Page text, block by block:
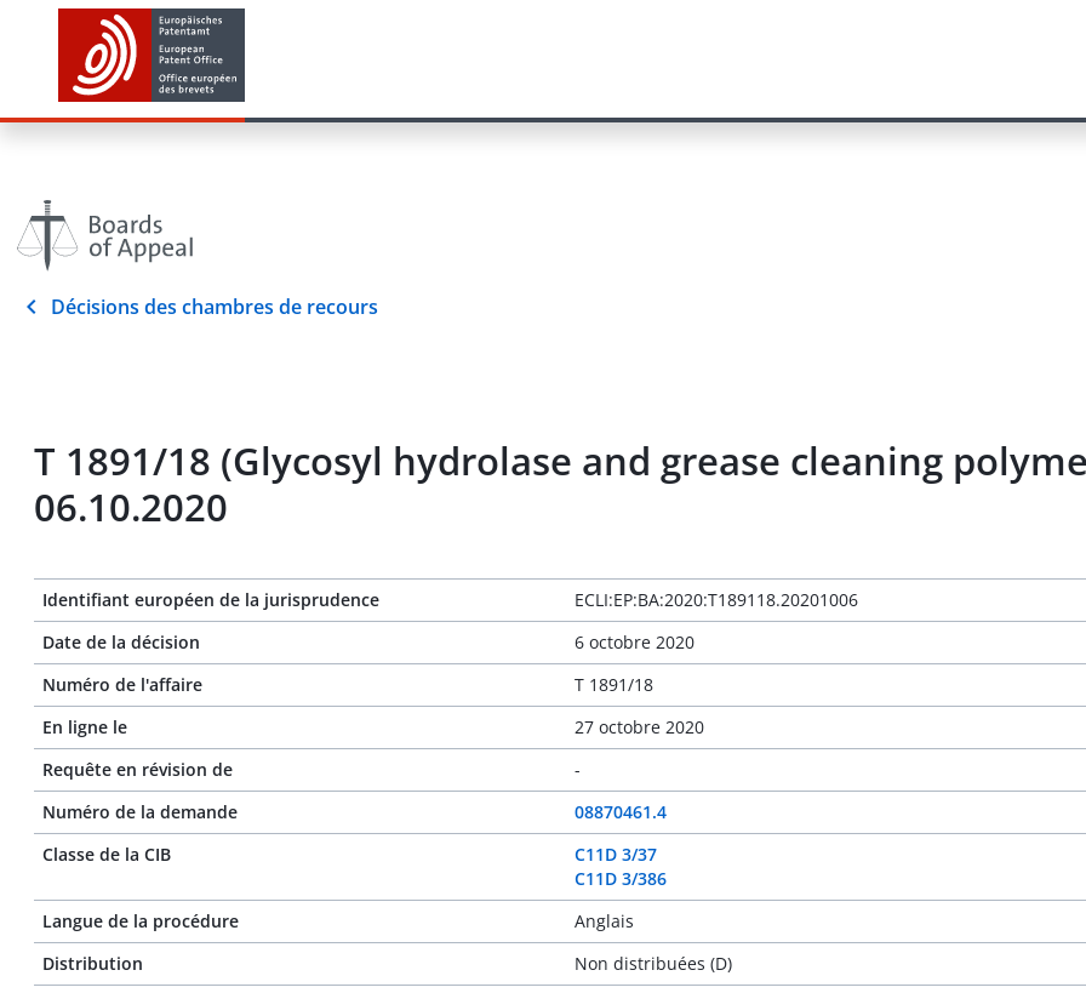
Décisions des chambres de recours
T 1891/18 (Glycosyl hydrolase and grease cleaning
06.10.2020
Identifiant européen de la jurisprudence
ECLI:EP:BA:2020:T189118.20201006
Date de la décision
6 octobre 2020
Numéro de l'affaire
T 1891/18
En ligne le
27 octobre 2020
Requête en révision de
-
Numéro de la demande
08870461.4
Classe de la CIB
C11D 3/37
C11D 3/386
Langue de la procédure
Anglais
Distribution
Non distribuées (D)